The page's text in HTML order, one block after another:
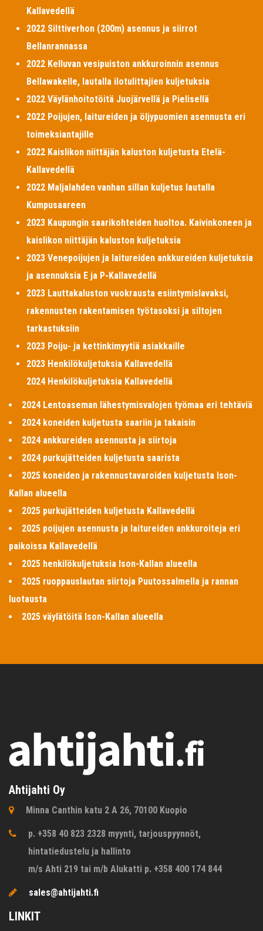
Kallavedellä
2022 Silttiverhon (200m) asennus ja siirrot
Bellanrannassa
2022 Kelluvan vesipuiston ankkuroinnin asennus
Bellawakelle, lautalla ilotulittajien kuljetuksia
2022 Väylänhoitotöitä Juojärvellä ja Pielisellä
2022 Poijujen, laitureiden ja öljypuomien asennusta eri
toimeksiantajille
2022 Kaislikon niittäjän kaluston kuljetusta Etelä-
Kallavedellä
2022 Maljalahden vanhan sillan kuljetus lautalla
Kumpusaareen
2023 Kaupungin saarikohteiden huoltoa. Kaivinkoneen ja
kaislikon niittäjän kaluston kuljetuksia
2023 Venepoijujen ja laitureiden ankkureiden kuljetuksia
ja asennuksia E ja P-Kallavedellä
2023 Lauttakaluston vuokrausta esiintymislavaksi,
rakennusten rakentamisen työtasoksi ja siltojen
tarkastuksiin
2023 Poiju- ja kettinkimyytiä asiakkaille
2023 Henkilökuljetuksia Kallavedellä
2024 Henkilökuljetuksia Kallavedellä
2024 Lentoaseman lähestymisvalojen työmaa eri tehtäviä
2024 koneiden kuljetusta saariin ja takaisin
2024 ankkureiden asennusta ja siirtoja
2024 purkujätteiden kuljetusta saarista
2025 koneiden ja rakennustavaroiden kuljetusta Ison-
Kallan alueella
2025 purkujätteiden kuljetusta Kallavedellä
2025 poijujen asennusta ja laitureiden ankkuroiteja eri
paikoissa Kallavedellä
2025 henkilökuljetuksia Ison-Kallan alueella
2025 ruoppauslautan siirtoja Puutossalmella ja rannan
luotausta
2025 väylätöitä Ison-Kallan alueella
Ahtijahti Oy
Minna Canthin katu 2 A 26, 70100 Kuopio
p. +358 40 823 2328 myynti, tarjouspyynnöt,
hintatiedustelu ja hallinto
m/s Ahti 219 tai m/b Alukatti p. +358 400 174 844
sales@ahtijahti.fi
LINKIT